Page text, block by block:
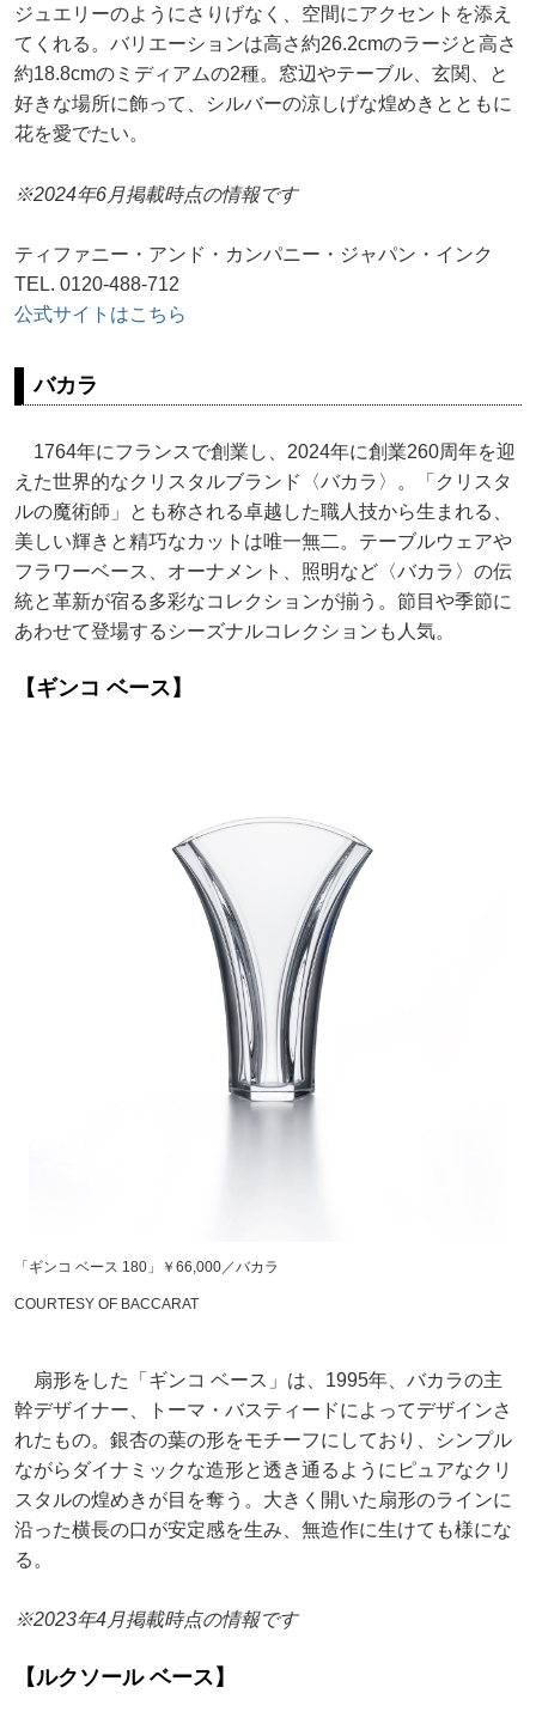
ジュエリーのようにさりげなく、空間にアクセントを添え
てくれる。バリエーションは高さ約26.2cmのラージと高さ
約18.8cmのミディアムの2種。窓辺やテーブル、玄関、と
好きな場所に飾って、シルバーの涼しげな煌めきとともに
花を愛でたい。
※2024年6月掲載時点の情報です
ティファニー・アンド・カンパニー・ジャパン・インク
TEL. 0120-488-712
公式サイトはこちら
バカラ
1764年にフランスで創業し、2024年に創業260周年を迎
えた世界的なクリスタルブランド〈バカラ〉。「クリスタ
ルの魔術師」とも称される卓越した職人技から生まれる、
美しい輝きと精巧なカットは唯一無二。テーブルウェアや
フラワーベース、オーナメント、照明など〈バカラ〉の伝
統と革新が宿る多彩なコレクションが揃う。節目や季節に
あわせて登場するシーズナルコレクションも人気。
【ギンコ ベース】
「ギンコ ベース 180」￥66,000／バカラ
COURTESY OF BACCARAT
扇形をした「ギンコ ベース」は、1995年、バカラの主
幹デザイナー、トーマ・バスティードによってデザインさ
れたもの。銀杏の葉の形をモチーフにしており、シンプル
ながらダイナミックな造形と透き通るようにピュアなクリ
スタルの煌めきが目を奪う。大きく開いた扇形のラインに
沿った横長の口が安定感を生み、無造作に生けても様にな
る。
※2023年4月掲載時点の情報です
【ルクソール ベース】